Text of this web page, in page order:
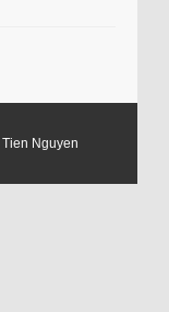
Tien Nguyen